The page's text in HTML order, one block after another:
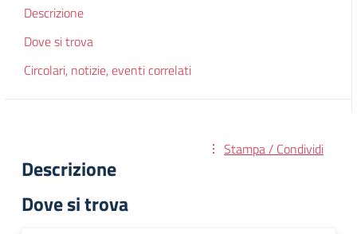
Descrizione
Dove si trova
Circolari, notizie, eventi correlati
Stampa / Condividi
Descrizione
Dove si trova